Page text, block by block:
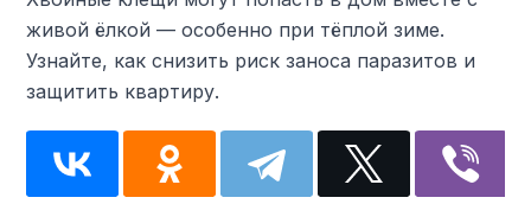
живой ёлкой — особенно при тёплой зиме.
Узнайте, как снизить риск заноса паразитов и
защитить квартиру.